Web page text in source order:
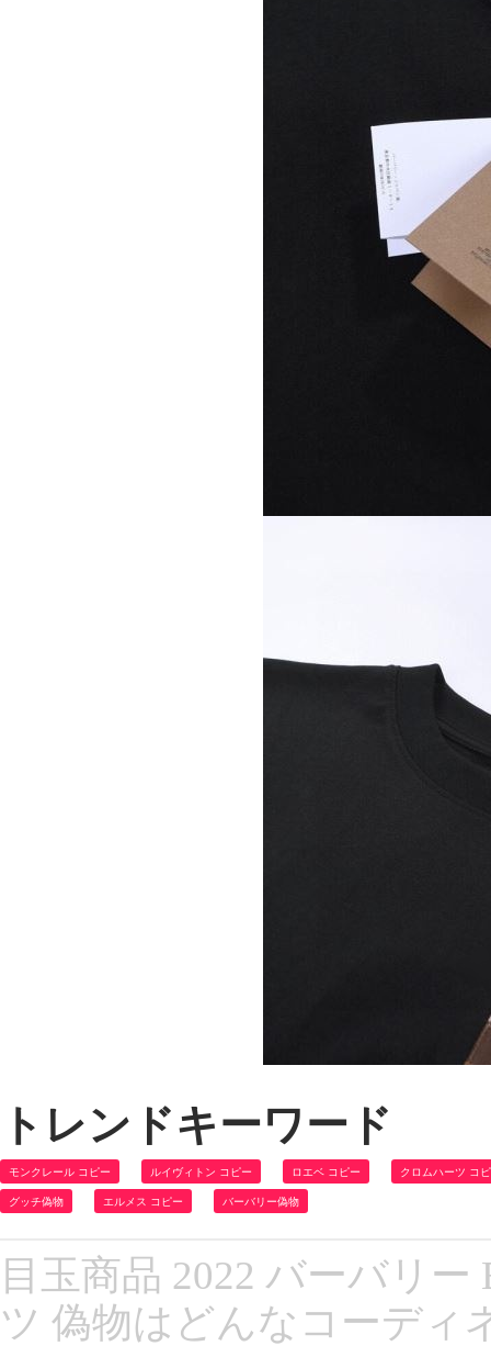
トレンドキーワード
モンクレール コピー ルイヴィトン コピー ロエベ コピー クロムハーツ コ
グッチ偽物 エルメス コピー バーバリー偽物
目玉商品 2022 バーバリ
ツ 偽物はどんなコーディ